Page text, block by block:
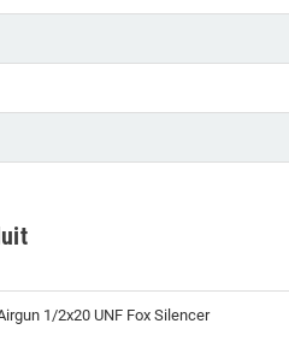
1/2x20 UNF Fox Silencer